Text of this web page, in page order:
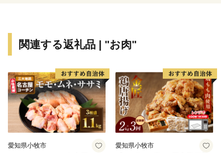
関連する返礼品 | "お肉"
愛知県小牧市 愛知県小牧市